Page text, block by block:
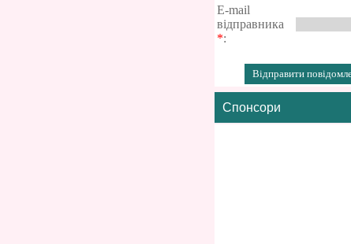
E-mail
відправника
*:
Спонсори